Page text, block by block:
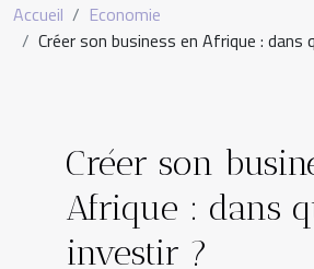
Accueil
Economie
Créer son business en Afrique : dans
Créer son
Afrique : dans
investir ?